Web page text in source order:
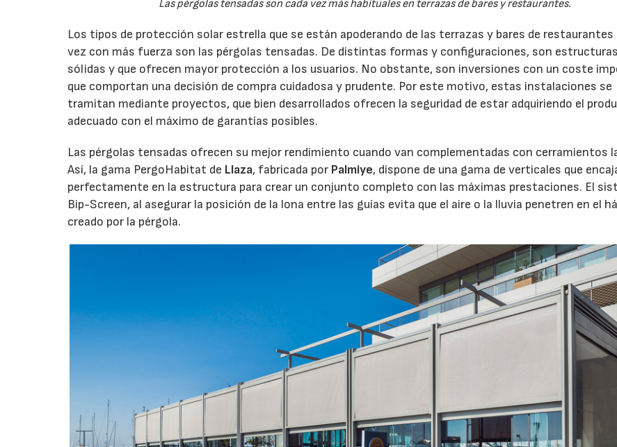
Las pérgolas tensadas son cada vez más habituales en terrazas de bares y restaurantes.
Los tipos de protección solar estrella que se están apoderando de las terrazas y bares de restaurantes
vez con más fuerza son las pérgolas tensadas. De distintas formas y configuraciones, son
sólidas y que ofrecen mayor protección a los usuarios. No obstante, son inversiones con un coste
que comportan una decisión de compra cuidadosa y prudente. Por este motivo, estas instalaciones se
tramitan mediante proyectos, que bien desarrollados ofrecen la seguridad de estar adquiriendo el
adecuado con el máximo de garantías posibles.
Las pérgolas tensadas ofrecen su mejor rendimiento cuando van complementadas con cerramientos
Así, la gama PergoHabitat de Llaza, fabricada por Palmiye, dispone de una gama de verticales que
perfectamente en la estructura para crear un conjunto completo con las máximas prestaciones. El
Bip-Screen, al asegurar la posición de la lona entre las guías evita que el aire o la lluvia penetren en el
creado por la pérgola.